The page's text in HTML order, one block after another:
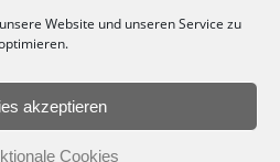
Website und unseren Service zu
akzeptieren
Cookies
Impressum